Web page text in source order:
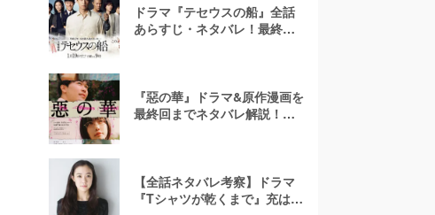
ドラマ『テセウスの船』全話
あらすじ・ネタバレ！最終回
『惡の華』ドラマ&原作漫画を
最終回までネタバレ解説！ア
【全話ネタバレ考察】ドラマ
『Tシャツが乾くまで』充はな